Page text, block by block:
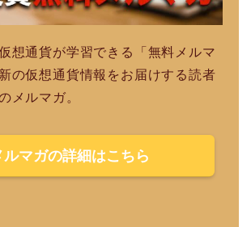
想通貨が学習できる「無料メルマ
の仮想通貨情報をお届けする読者
メルマガ。
ルマガの詳細はこちら